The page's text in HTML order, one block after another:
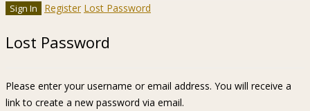
Register Lost Password
Lost Password
Please enter your username or email address. You will receive a
link to create a new password via email.